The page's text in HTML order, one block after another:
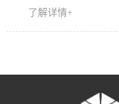
酯，也称BD100生
芳烃等特点，可作
可再生清洁燃料。
了解详情+